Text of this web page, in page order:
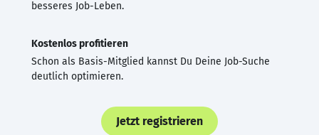
besseres Job-Leben.
Kostenlos profitieren
Schon als Basis-Mitglied kannst Du Deine Job-Suche
deutlich optimieren.
Jetzt registrieren